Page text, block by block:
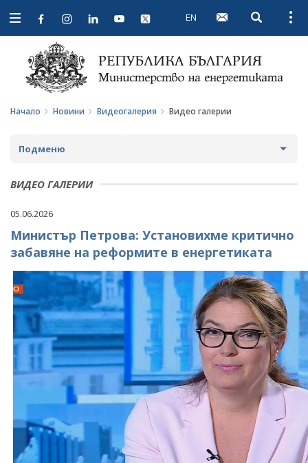
Open
navigation
EN Open
Начало Новини Видеогалерия Видео галерии
Подменю
НОВИНИ
ПРЕДСТОЯЩИ СЪБИТИЯ
ЗА ОБЩЕСТВЕНО ОБСЪЖДАНЕ
ПРОЕКТИ ЗА ОБЩЕСТВЕНО ОБСЪЖДАНЕ
ЗАВЪРШИЛИ ПРОЦЕДУРИ ЗА ОБЩЕСТВЕНО
ОБСЪЖДАНЕ
ПАРЛАМЕНТАРЕН КОНТРОЛ
ФОТОГАЛЕРИЯ
ВИДЕОГАЛЕРИЯ
ВИДЕО ГАЛЕРИИ
05.06.2026
Министър Петрова: Установихме критично
забавяне на реформите в енергетиката